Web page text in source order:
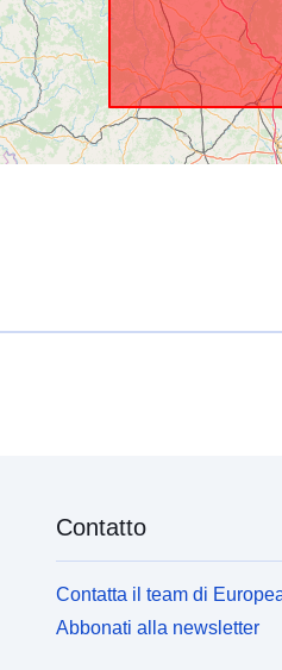
Contatto
Contatta il team di
Abbonati alla newsletter